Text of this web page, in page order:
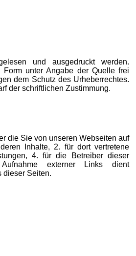
und ausgedruckt werden.
unter Angabe der Quelle frei
dem Schutz des Urheberrechtes.
der schriftlichen Zustimmung.
die Sie von unseren Webseiten auf
Inhalte, 2. für dort vertretene
4. für die Betreiber dieser
externer Links dient
dieser Seiten.